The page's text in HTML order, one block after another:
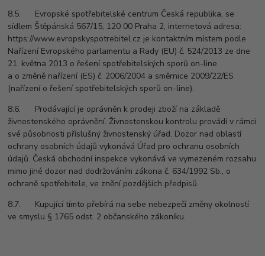
8.5. Evropské spotřebitelské centrum Česká republika, se
sídlem Štěpánská 567/15, 120 00 Praha 2, internetová adresa:
https://www.evropskyspotrebitel.cz je kontaktním místem podle
Nařízení Evropského parlamentu a Rady (EU) č. 524/2013 ze dne
21. května 2013 o řešení spotřebitelských sporů on-line
a o změně nařízení (ES) č. 2006/2004 a směrnice 2009/22/ES
(nařízení o řešení spotřebitelských sporů on-line).
8.6. Prodávající je oprávněn k prodeji zboží na základě
živnostenského oprávnění. Živnostenskou kontrolu provádí v rámci
své působnosti příslušný živnostenský úřad. Dozor nad oblastí
ochrany osobních údajů vykonává Úřad pro ochranu osobních
údajů. Česká obchodní inspekce vykonává ve vymezeném rozsahu
mimo jiné dozor nad dodržováním zákona č. 634/1992 Sb., o
ochraně spotřebitele, ve znění pozdějších předpisů.
8.7. Kupující tímto přebírá na sebe nebezpečí změny okolností
ve smyslu § 1765 odst. 2 občanského zákoníku.